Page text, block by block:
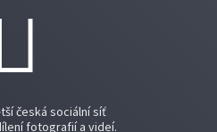
česká sociální síť
fotografií a videí.